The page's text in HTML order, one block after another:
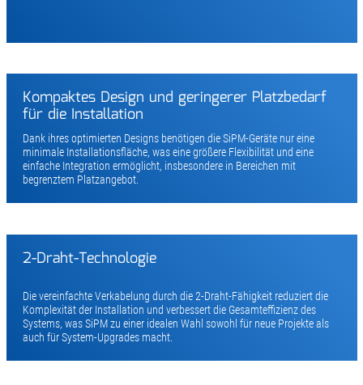
Kompaktes Design und geringerer Platzbedarf
für die Installation
Dank ihres optimierten Designs benötigen die SiPM-Geräte nur eine
minimale Installationsfläche, was eine größere Flexibilität und eine
einfache Integration ermöglicht, insbesondere in Bereichen mit
begrenztem Platzangebot.
2-Draht-Technologie
Die vereinfachte Verkabelung durch die 2-Draht-Fähigkeit reduziert die
Komplexität der Installation und verbessert die Gesamteffizienz des
Systems, was SiPM zu einer idealen Wahl sowohl für neue Projekte als
auch für System-Upgrades macht.